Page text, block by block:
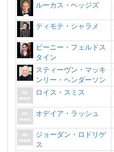
ルーカス・ヘッジズ
ティモテ・シャラメ
ビーニー・フェルドス
タイン
スティーヴン・マッキ
ンリー・ヘンダーソン
ロイス・スミス
オデイア・ラッシュ
ジョーダン・ロドリゲ
ス